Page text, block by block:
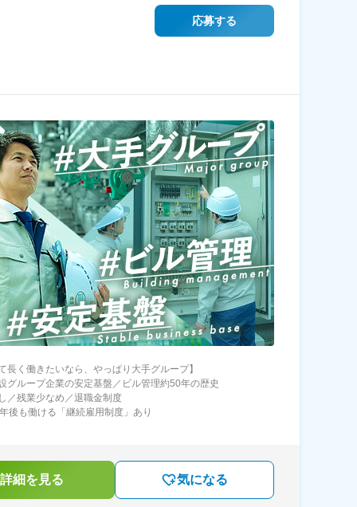
応募する
長く働きたいなら、やっぱり大手グループ】
グループ企業の安定基盤／ビル管理約50年の歴史
／残業少なめ／退職金制度
後も働ける「継続雇用制度」あり
細を見る 気になる